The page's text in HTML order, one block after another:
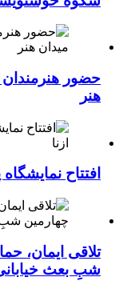
حضور هنرمندان
هنر
افتتاح
تلاقی ایمان،
شبِ بعث خیابانی